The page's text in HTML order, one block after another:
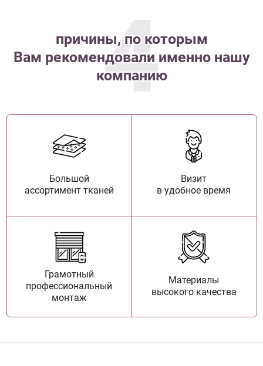
4
причины, по которым
Вам рекомендовали именно нашу
компанию
Большой
ассортимент тканей
Визит
в удобное время
Грамотный
профессиональный
монтаж
Материалы
высокого качества